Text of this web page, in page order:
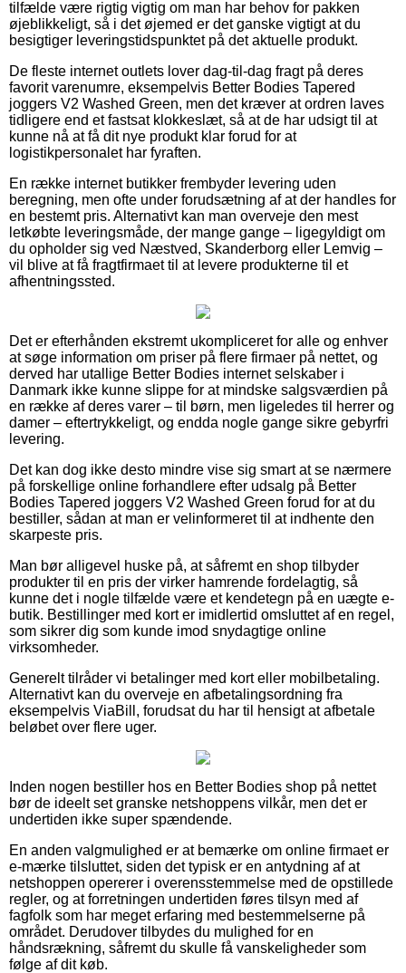
tilfælde være rigtig vigtig om man har behov for pakken
øjeblikkeligt, så i det øjemed er det ganske vigtigt at du
besigtiger leveringstidspunktet på det aktuelle produkt.
De fleste internet outlets lover dag-til-dag fragt på deres
favorit varenumre, eksempelvis Better Bodies Tapered
joggers V2 Washed Green, men det kræver at ordren laves
tidligere end et fastsat klokkeslæt, så at de har udsigt til at
kunne nå at få dit nye produkt klar forud for at
logistikpersonalet har fyraften.
En række internet butikker frembyder levering uden
beregning, men ofte under forudsætning af at der handles for
en bestemt pris. Alternativt kan man overveje den mest
letkøbte leveringsmåde, der mange gange – ligegyldigt om
du opholder sig ved Næstved, Skanderborg eller Lemvig –
vil blive at få fragtfirmaet til at levere produkterne til et
afhentningssted.
Det er efterhånden ekstremt ukompliceret for alle og enhver
at søge information om priser på flere firmaer på nettet, og
derved har utallige Better Bodies internet selskaber i
Danmark ikke kunne slippe for at mindske salgsværdien på
en række af deres varer – til børn, men ligeledes til herrer og
damer – eftertrykkeligt, og endda nogle gange sikre gebyrfri
levering.
Det kan dog ikke desto mindre vise sig smart at se nærmere
på forskellige online forhandlere efter udsalg på Better
Bodies Tapered joggers V2 Washed Green forud for at du
bestiller, sådan at man er velinformeret til at indhente den
skarpeste pris.
Man bør alligevel huske på, at såfremt en shop tilbyder
produkter til en pris der virker hamrende fordelagtig, så
kunne det i nogle tilfælde være et kendetegn på en uægte e-
butik. Bestillinger med kort er imidlertid omsluttet af en regel,
som sikrer dig som kunde imod snydagtige online
virksomheder.
Generelt tilråder vi betalinger med kort eller mobilbetaling.
Alternativt kan du overveje en afbetalingsordning fra
eksempelvis ViaBill, forudsat du har til hensigt at afbetale
beløbet over flere uger.
Inden nogen bestiller hos en Better Bodies shop på nettet
bør de ideelt set granske netshoppens vilkår, men det er
undertiden ikke super spændende.
En anden valgmulighed er at bemærke om online firmaet er
e-mærke tilsluttet, siden det typisk er en antydning af at
netshoppen opererer i overensstemmelse med de opstillede
regler, og at forretningen undertiden føres tilsyn med af
fagfolk som har meget erfaring med bestemmelserne på
området. Derudover tilbydes du mulighed for en
håndsrækning, såfremt du skulle få vanskeligheder som
følge af dit køb.